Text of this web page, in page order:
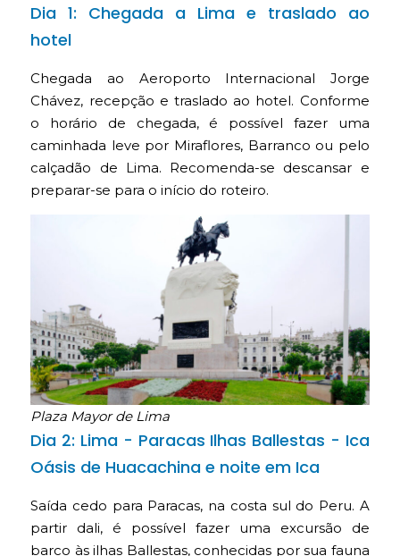
Dia 1: Chegada a Lima e traslado ao
hotel
Chegada ao Aeroporto Internacional Jorge
Chávez, recepção e traslado ao hotel. Conforme
o horário de chegada, é possível fazer uma
caminhada leve por Miraflores, Barranco ou pelo
calçadão de Lima. Recomenda-se descansar e
preparar-se para o início do roteiro.
Plaza Mayor de Lima
Dia 2: Lima - Paracas Ilhas Ballestas - Ica
Oásis de Huacachina e noite em Ica
Saída cedo para Paracas, na costa sul do Peru. A
partir dali, é possível fazer uma excursão de
barco às ilhas Ballestas, conhecidas por sua fauna